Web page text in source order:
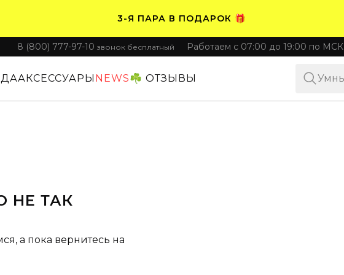
3-Я ПАРА В ПОДАРОК 🎁
ПЛАТИТЕ ЧАСТЯМИ. НОСИТЕ СРАЗУ 🛒
8 (800) 777-97-10 звонок бесплатный Работаем с 07:00 до 19:00 по МСК
АКСЕССУАРЫ NEWS☘️ ОТЗЫВЫ
НЕ ТАК
а пока вернитесь на